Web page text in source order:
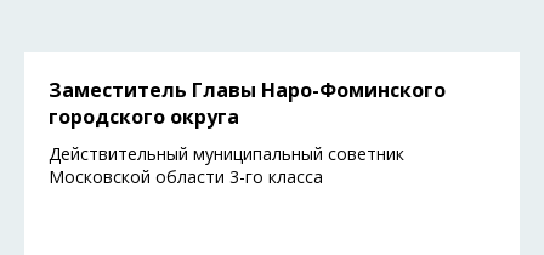
Заместитель Главы Наро-Фоминского
городского округа
Действительный муниципальный советник
Московской области 3-го класса